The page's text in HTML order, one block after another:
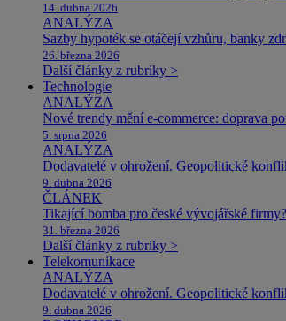
14. dubna 2026
ANALÝZA
Sazby hypoték se otáčejí vzhůru, banky
26. března 2026
Další články z rubriky >
Technologie
ANALÝZA
Nové trendy mění e-commerce: doprava
5. srpna 2026
ANALÝZA
Dodavatelé v ohrožení. Geopolitické
9. dubna 2026
ČLÁNEK
Tikající bomba pro české vývojářské
31. března 2026
Další články z rubriky >
Telekomunikace
ANALÝZA
Dodavatelé v ohrožení. Geopolitické
9. dubna 2026